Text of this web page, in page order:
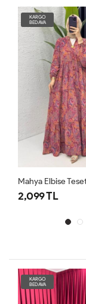
KARGO
BEDAVA
2,099 TL
KARGO
BEDAVA